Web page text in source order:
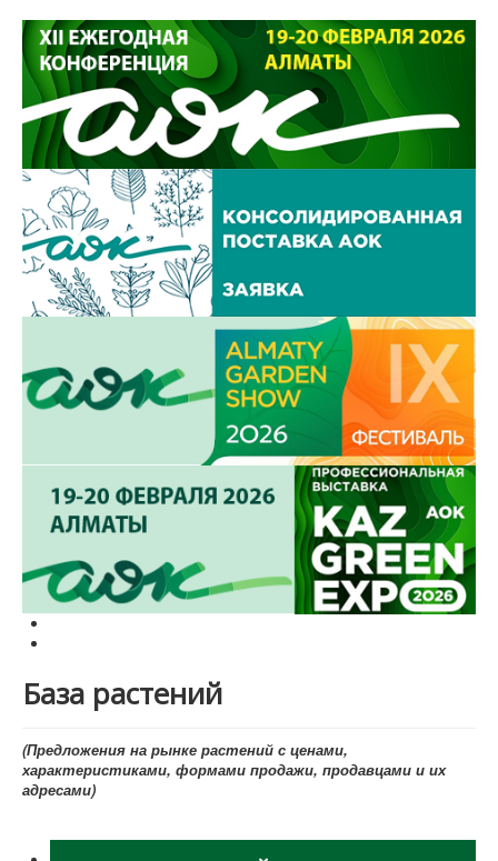
База растений
(Предложения на рынке растений с ценами,
характеристиками, формами продажи, продавцами и их
адресами)